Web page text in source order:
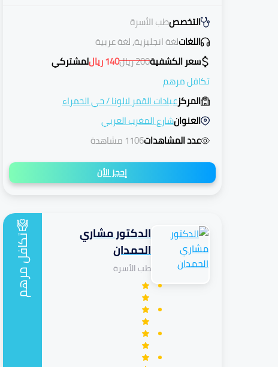
التخصصطب الأسرة
اللغاتلغة انجليزية, لغة عربية
سعر الكشفية200ريال140رياللمشتركي
تكافل مرهم
المركزعيادات القمر لالونا/حي الحمراء
العنوانشارع المغرب العربي
عدد المشاهدات1106 مشاهدة
إحجز الأن
الدكتور مشاري
الحمدان
طب الأسرة
تكافل
مرهم